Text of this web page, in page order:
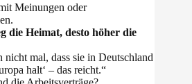
Meinungen oder
die Heimat, desto höher die
nicht mal, dass sie in Deutschland
halt‘ – das reicht.“